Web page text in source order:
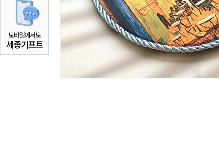
모바일에서도
세종기프트